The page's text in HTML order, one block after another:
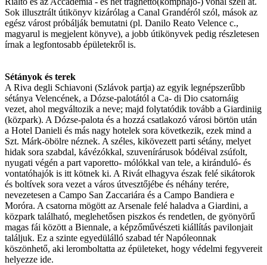
Sok illusztrált útikönyv kizárólag a Canal Grandéról szól, mások az
egész várost próbálják bemutatni (pl. Danilo Reato Velence c.,
magyarul is megjelent könyve), a jobb útikönyvek pedig részletesen
írnak a legfontosabb épületekről is.
Sétányok és terek
A Riva degli Schiavoni (Szlávok partja) az egyik legnépszerűbb
sétánya Velencének, a Dózse-palotától a Ca- di Dio csatornáig
vezet, ahol megváltozik a neve; majd folytatódik tovább a Giardiniig
(közpark). A Dózse-palota és a hozzá csatlakozó városi börtön után
a Hotel Danieli és más nagy hotelek sora következik, ezek mind a
Szt. Márk-öbölre néznek. A széles, kikövezett parti sétány, melyet
hidak sora szabdal, kávézókkal, szuvenírárusok bódéival zsúfolt,
nyugati végén a part vaporetto- mólókkal van tele, a kiránduló- és
vontatóhajók is itt kötnek ki. A Rivát elhagyva észak felé sikátorok
és boltívek sora vezet a város útvesztőjébe és néhány terére,
nevezetesen a Campo San Zaccariára és a Campo Bandiera e
Moróra. A csatorna mögött az Arsenale felé haladva a Giardini, a
közpark található, meglehetősen piszkos és rendetlen, de gyönyörű
magas fái között a Biennale, a képzőművészeti kiállítás pavilonjait
találjuk. Ez a szinte egyedülálló szabad tér Napóleonnak
köszönhető, aki leromboltatta az épületeket, hogy védelmi fegyvereit
helyezze ide.